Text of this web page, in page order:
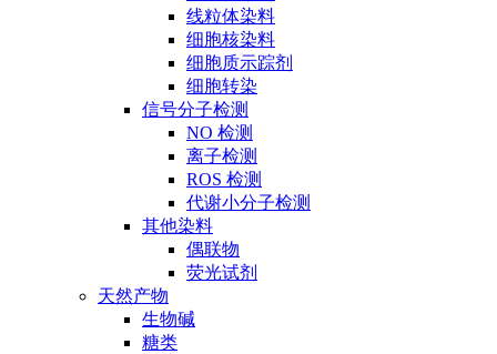
线粒体染料
细胞核染料
细胞质示踪剂
细胞转染
信号分子检测
NO 检测
离子检测
ROS 检测
代谢小分子检测
其他染料
偶联物
荧光试剂
天然产物
生物碱
糖类